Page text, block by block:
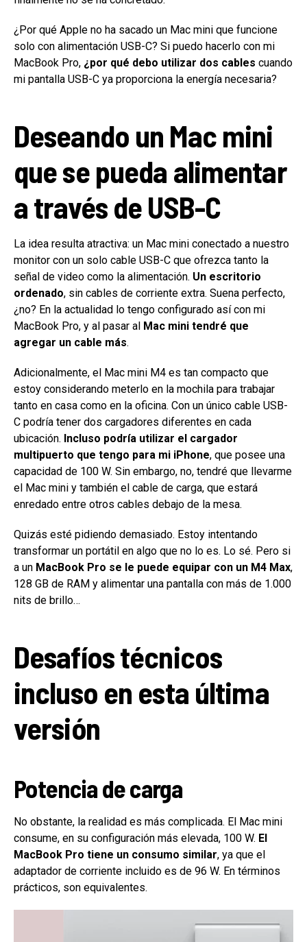
¿Por qué Apple no ha sacado un Mac mini que funcione
solo con alimentación USB-C? Si puedo hacerlo con mi
MacBook Pro, ¿por qué debo utilizar dos cables cuando
mi pantalla USB-C ya proporciona la energía necesaria?
Deseando un Mac mini
que se pueda alimentar
a través de USB-C
La idea resulta atractiva: un Mac mini conectado a nuestro
monitor con un solo cable USB-C que ofrezca tanto la
señal de video como la alimentación. Un escritorio
ordenado, sin cables de corriente extra. Suena perfecto,
¿no? En la actualidad lo tengo configurado así con mi
MacBook Pro, y al pasar al Mac mini tendré que
agregar un cable más.
Adicionalmente, el Mac mini M4 es tan compacto que
estoy considerando meterlo en la mochila para trabajar
tanto en casa como en la oficina. Con un único cable USB-
C podría tener dos cargadores diferentes en cada
ubicación. Incluso podría utilizar el cargador
multipuerto que tengo para mi iPhone, que posee una
capacidad de 100 W. Sin embargo, no, tendré que llevarme
el Mac mini y también el cable de carga, que estará
enredado entre otros cables debajo de la mesa.
Quizás esté pidiendo demasiado. Estoy intentando
transformar un portátil en algo que no lo es. Lo sé. Pero si
a un MacBook Pro se le puede equipar con un M4 Max,
128 GB de RAM y alimentar una pantalla con más de 1.000
nits de brillo…
Desafíos técnicos
incluso en esta última
versión
Potencia de carga
No obstante, la realidad es más complicada. El Mac mini
consume, en su configuración más elevada, 100 W. El
MacBook Pro tiene un consumo similar, ya que el
adaptador de corriente incluido es de 96 W. En términos
prácticos, son equivalentes.